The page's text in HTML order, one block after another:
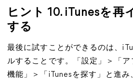
ヒント 10. iTunesを再
する
最後に試すことができるのは、
ルすることです。「設定」＞「ア
機能」＞「iTunesを探す」と進み